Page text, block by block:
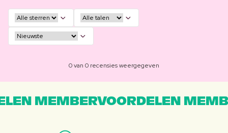
0 van 0 recensies weergegeven
MEMBERVOORDELEN